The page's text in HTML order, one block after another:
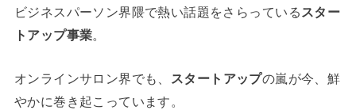
ビジネスパーソン界隈で熱い話題をさらっている スター
トアップ事業
オンラインサロン界でも、 スタートアップの嵐が今、鮮
やかに巻き起こっています。